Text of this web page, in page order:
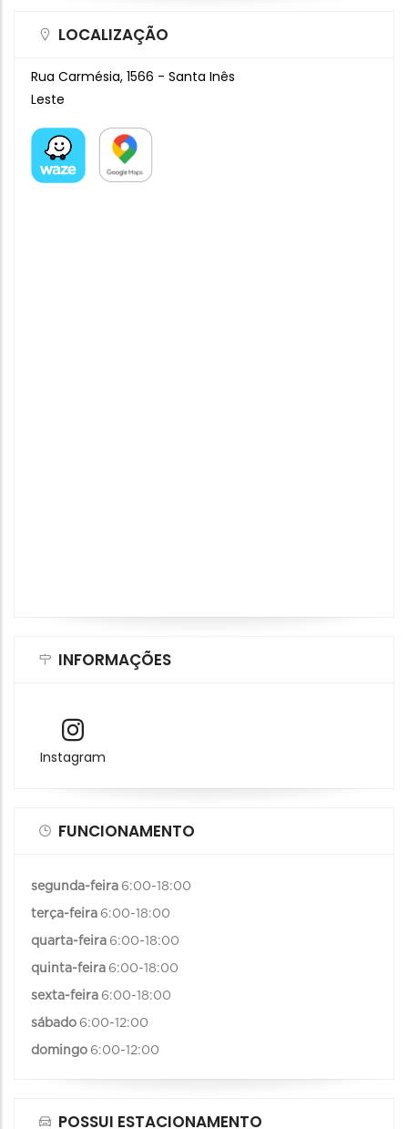
LOCALIZAÇÃO
Rua Carmésia, 1566 - Santa Inês
Leste
INFORMAÇÕES
Instagram
FUNCIONAMENTO
segunda-feira 6:00-18:00
terça-feira 6:00-18:00
quarta-feira 6:00-18:00
quinta-feira 6:00-18:00
sexta-feira 6:00-18:00
sábado 6:00-12:00
domingo 6:00-12:00
POSSUI ESTACIONAMENTO